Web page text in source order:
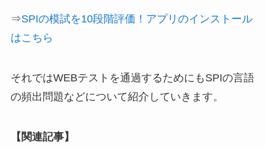
⇒SPIの模試を10段階評価！アプリのインストール
はこちら
それではWEBテストを通過するためにもSPIの言語
の頻出問題などについて紹介していきます。
【関連記事】